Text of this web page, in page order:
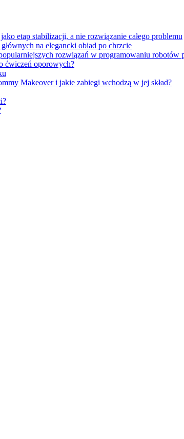
etap stabilizacji, a nie rozwiązanie całego problemu
na elegancki obiad po chrzcie
rozwiązań w programowaniu robotów
ćwiczeń oporowych?
Makeover i jakie zabiegi wchodzą w jej skład?